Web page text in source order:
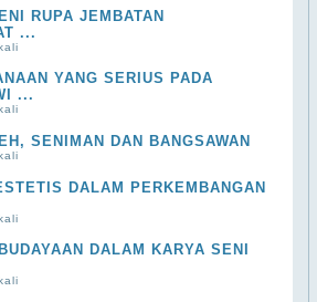
RUPA JEMBATAN
...
YANG SERIUS PADA
...
SENIMAN DAN BANGSAWAN
DALAM PERKEMBANGAN
DALAM KARYA SENI